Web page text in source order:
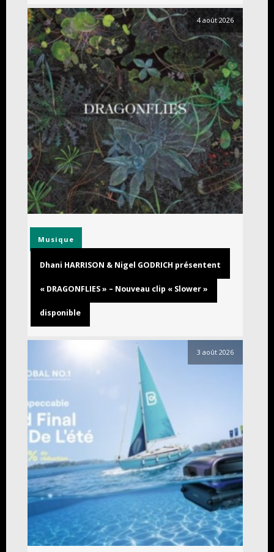
4 août 2026
Musique
Dhani HARRISON & Nigel GODRICH présentent
« DRAGONFLIES » – Nouveau clip « Slower »
disponible
3 août 2026